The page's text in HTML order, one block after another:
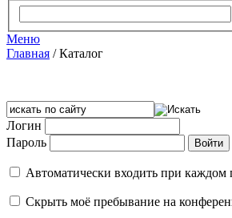
Меню
Главная /Каталог
Логин
Пароль
Автоматически входить при каждом
Скрыть моё пребывание на